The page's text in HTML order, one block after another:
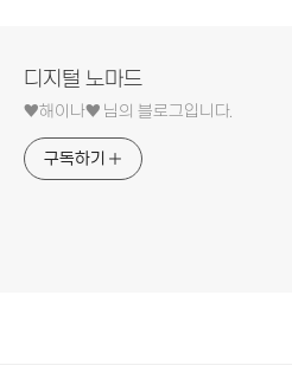
디지털 노마드
♥︎해이나♥︎ 님의 블로그입니다.
구독하기